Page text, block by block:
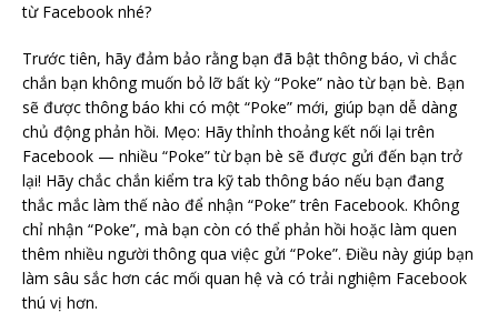
từ Facebook nhé?
Trước tiên, hãy đảm bảo rằng bạn đã bật thông báo, vì chắc
chắn bạn không muốn bỏ lỡ bất kỳ “Poke” nào từ bạn bè. Bạn
sẽ được thông báo khi có một “Poke” mới, giúp bạn dễ dàng
chủ động phản hồi. Mẹo: Hãy thỉnh thoảng kết nối lại trên
Facebook — nhiều “Poke” từ bạn bè sẽ được gửi đến bạn trở
lại! Hãy chắc chắn kiểm tra kỹ tab thông báo nếu bạn đang
thắc mắc làm thế nào để nhận “Poke” trên Facebook. Không
chỉ nhận “Poke”, mà bạn còn có thể phản hồi hoặc làm quen
thêm nhiều người thông qua việc gửi “Poke”. Điều này giúp bạn
làm sâu sắc hơn các mối quan hệ và có trải nghiệm Facebook
thú vị hơn.